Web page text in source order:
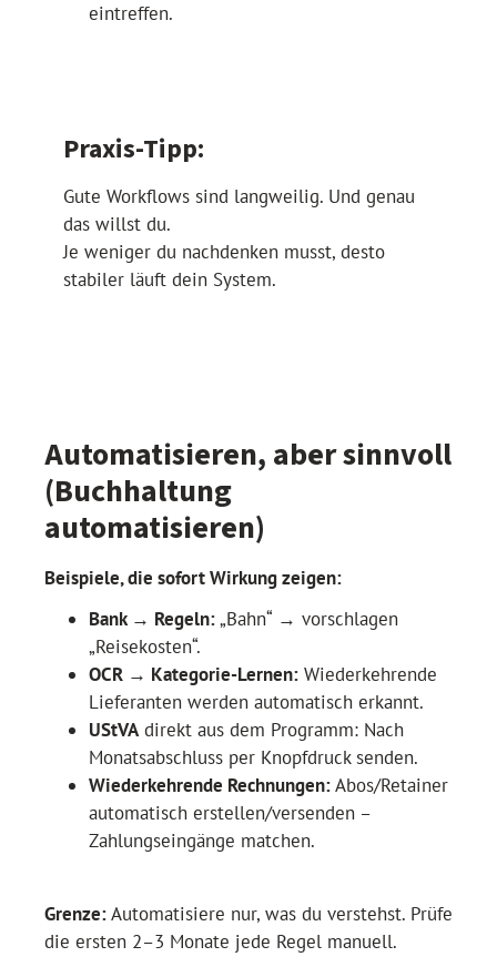
eintreffen.
Praxis-Tipp:
Gute Workflows sind langweilig. Und genau
das willst du.
Je weniger du nachdenken musst, desto
stabiler läuft dein System.
Automatisieren, aber sinnvoll
(Buchhaltung
automatisieren)
Beispiele, die sofort Wirkung zeigen:
Bank → Regeln:„Bahn“ → vorschlagen
„Reisekosten“.
OCR → Kategorie-Lernen: Wiederkehrende
Lieferanten werden automatisch erkannt.
UStVAdirekt aus dem Programm: Nach
Monatsabschluss per Knopfdruck senden.
Wiederkehrende Rechnungen:Abos/Retainer
automatisch erstellen/versenden –
Zahlungseingänge matchen.
Grenze:Automatisiere nur, was du verstehst. Prüfe
die ersten 2–3 Monate jede Regel manuell.